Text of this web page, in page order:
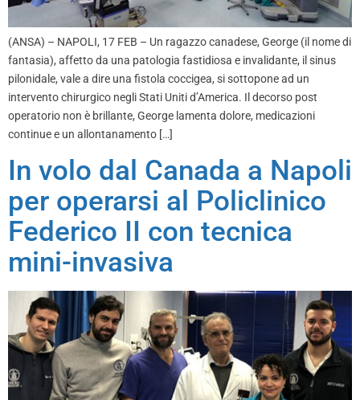
(ANSA) – NAPOLI, 17 FEB – Un ragazzo canadese, George (il nome di
fantasia), affetto da una patologia fastidiosa e invalidante, il sinus
pilonidale, vale a dire una fistola coccigea, si sottopone ad un
intervento chirurgico negli Stati Uniti d’America. Il decorso post
operatorio non è brillante, George lamenta dolore, medicazioni
continue e un allontanamento […]
In volo dal Canada a Napoli
per operarsi al Policlinico
Federico II con tecnica
mini-invasiva